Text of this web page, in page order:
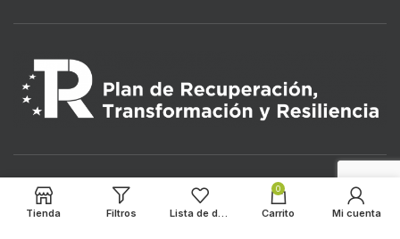
Tienda Filtros Lista de deseos
0
Carrito Mi cuenta